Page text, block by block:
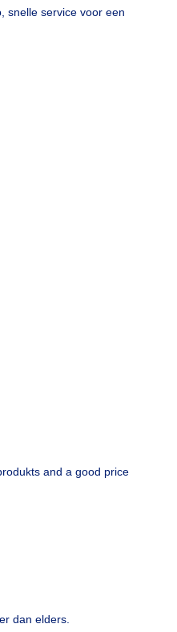
snelle service voor een
and a good price
dan elders.